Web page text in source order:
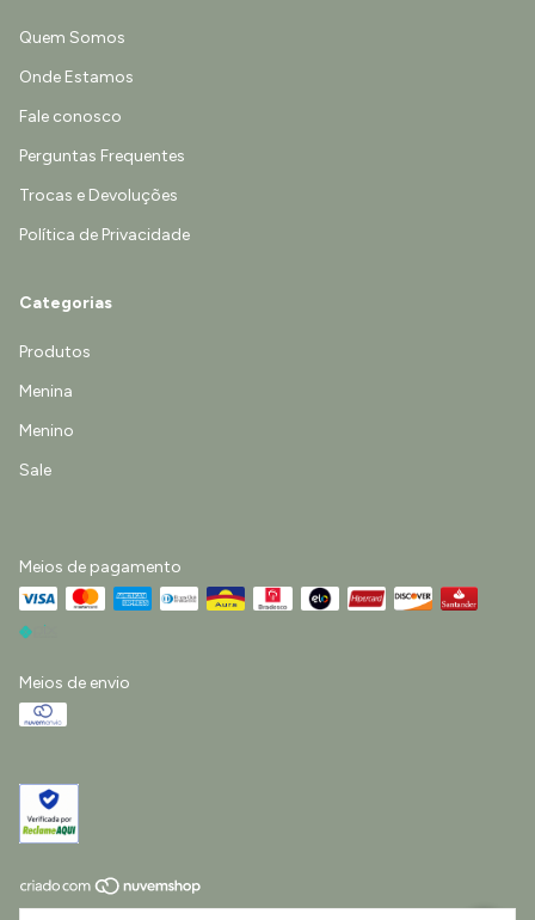
Quem Somos
Onde Estamos
Fale conosco
Perguntas Frequentes
Trocas e Devoluções
Política de Privacidade
Categorias
Produtos
Menina
Menino
Sale
Meios de pagamento
Meios de envio